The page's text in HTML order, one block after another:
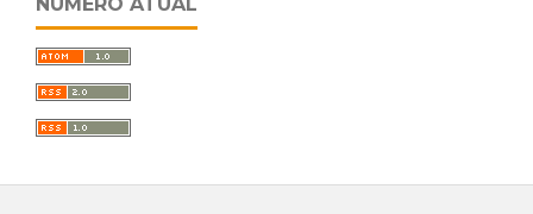
NÚMERO ATUAL